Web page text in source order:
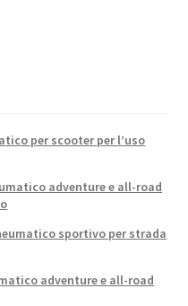
per scooter per l’uso
adventure e all-road
sportivo per strada
adventure e all-road